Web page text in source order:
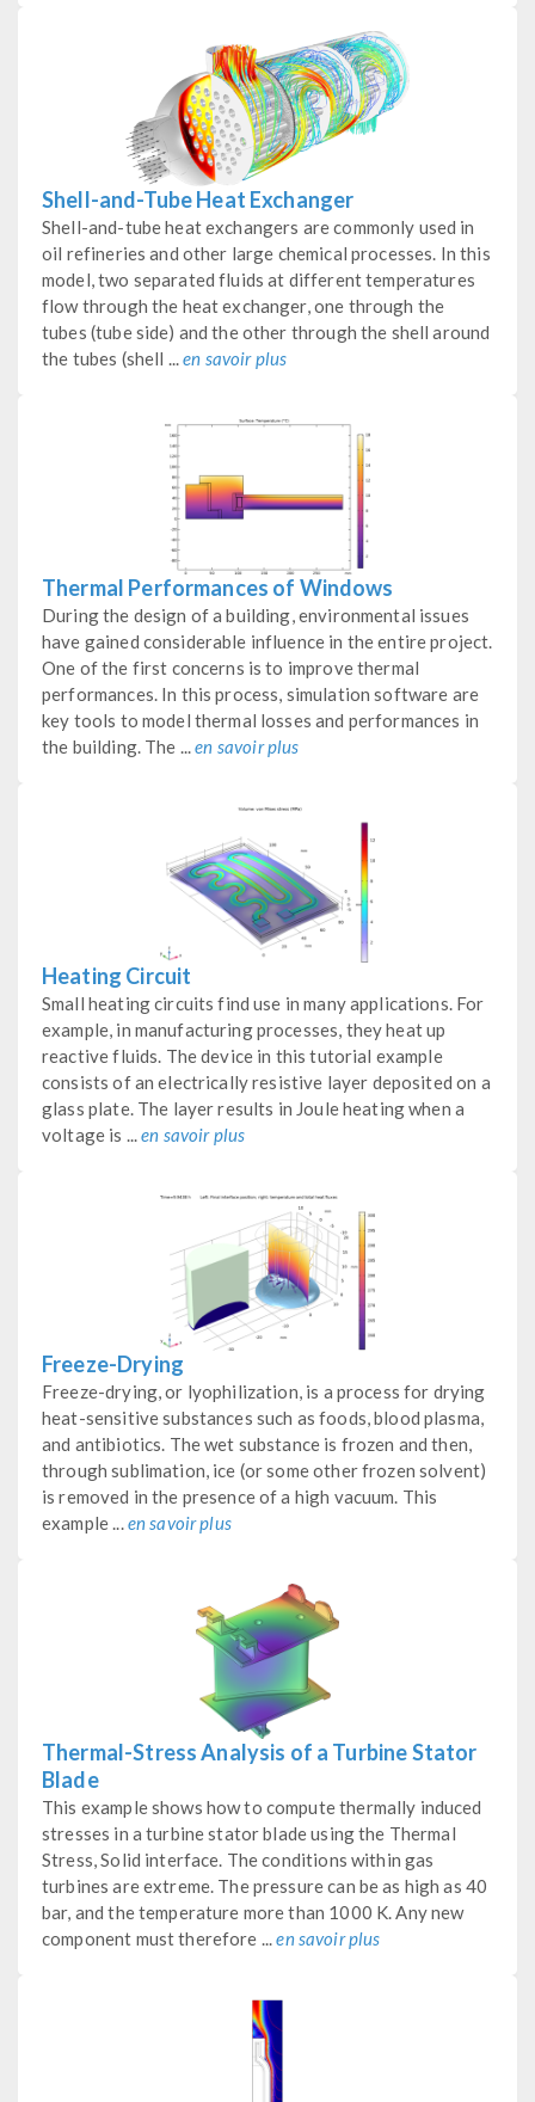
Shell-and-Tube Heat Exchanger
Shell-and-tube heat exchangers are commonly used in
oil refineries and other large chemical processes. In this
model, two separated fluids at different temperatures
flow through the heat exchanger, one through the
tubes (tube side) and the other through the shell around
the tubes (shell ...en savoir plus
Thermal Performances of Windows
During the design of a building, environmental issues
have gained considerable influence in the entire project.
One of the first concerns is to improve thermal
performances. In this process, simulation software are
key tools to model thermal losses and performances in
the building. The ...en savoir plus
Heating Circuit
Small heating circuits find use in many applications. For
example, in manufacturing processes, they heat up
reactive fluids. The device in this tutorial example
consists of an electrically resistive layer deposited on a
glass plate. The layer results in Joule heating when a
voltage is ...en savoir plus
Freeze-Drying
Freeze-drying, or lyophilization, is a process for drying
heat-sensitive substances such as foods, blood plasma,
and antibiotics. The wet substance is frozen and then,
through sublimation, ice (or some other frozen solvent)
is removed in the presence of a high vacuum. This
example ...en savoir plus
Thermal-Stress Analysis of a Turbine Stator
Blade
This example shows how to compute thermally induced
stresses in a turbine stator blade using the Thermal
Stress, Solid interface. The conditions within gas
turbines are extreme. The pressure can be as high as 40
bar, and the temperature more than 1000 K. Any new
component must therefore ...en savoir plus